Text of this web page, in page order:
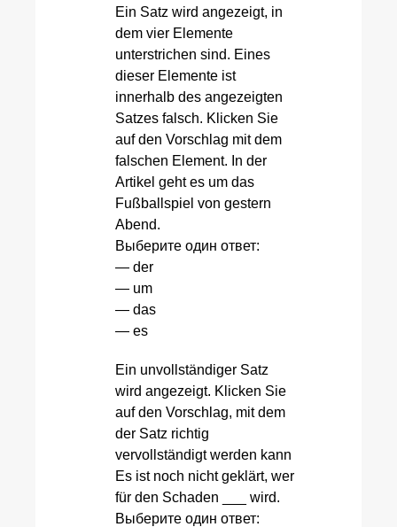
Ein Satz wird angezeigt, in
dem vier Elemente
unterstrichen sind. Eines
dieser Elemente ist
innerhalb des angezeigten
Satzes falsch. Klicken Sie
auf den Vorschlag mit dem
falschen Element. In der
Artikel geht es um das
Fußballspiel von gestern
Abend.
Выберите один ответ:
— der
— um
— das
— es
Ein unvollständiger Satz
wird angezeigt. Klicken Sie
auf den Vorschlag, mit dem
der Satz richtig
vervollständigt werden kann
Es ist noch nicht geklärt, wer
für den Schaden ___ wird.
Выберите один ответ: